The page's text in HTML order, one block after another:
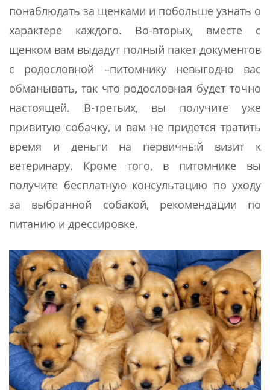
понаблюдать за щенками и побольше узнать о
характере каждого. Во-вторых, вместе с
щенком вам выдадут полный пакет документов
с родословной –питомнику невыгодно вас
обманывать, так что родословная будет точно
настоящей. В-третьих, вы получите уже
привитую собачку, и вам не придется тратить
время и деньги на первичный визит к
ветеринару. Кроме того, в питомнике вы
получите бесплатную консультацию по уходу
за выбранной собакой, рекомендации по
питанию и дрессировке.